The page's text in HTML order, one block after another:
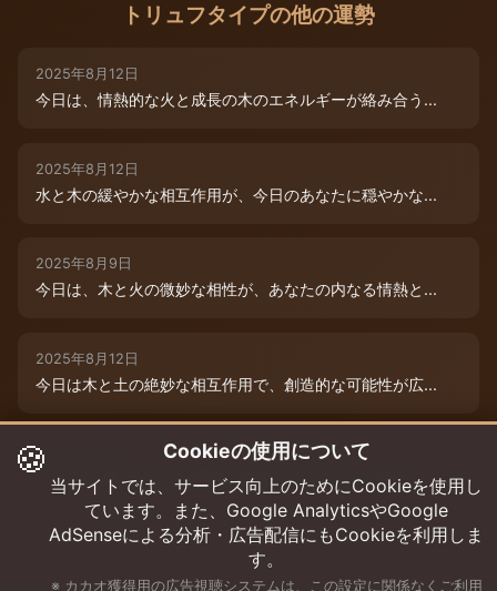
トリュフタイプの他の運勢
2025年8月12日
今日は、情熱的な火と成長の木のエネルギーが絡み合う...
2025年8月12日
水と木の緩やかな相互作用が、今日のあなたに穏やかな...
2025年8月9日
今日は、木と火の微妙な相性が、あなたの内なる情熱と...
2025年8月12日
今日は木と土の絶妙な相互作用で、創造的な可能性が広...
2025年8月12日
今日は、燃えるような情熱と成長のエネルギーに満ちた...
🍪 Cookieの使用について
当サイトでは、サービス向上のためにCookieを使用し
ています。また、Google AnalyticsやGoogle
AdSenseによる分析・広告配信にもCookieを利用しま
す。
※ カカオ獲得用の広告視聴システムは、この設定に関係なくご利用